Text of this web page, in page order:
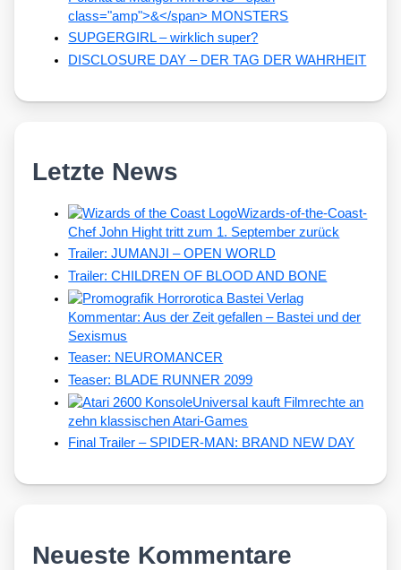
class="amp">&</span> MONSTERS
SUPGERGIRL – wirklich super?
DISCLOSURE DAY – DER TAG DER WAHRHEIT
Letzte News
Wizards-of-the-Coast-
Chef John Hight tritt zum 1. September zurück
Trailer: JUMANJI – OPEN WORLD
Trailer: CHILDREN OF BLOOD AND BONE
Kommentar: Aus der Zeit gefallen – Bastei und der
Sexismus
Teaser: NEUROMANCER
Teaser: BLADE RUNNER 2099
Universal kauft Filmrechte an
zehn klassischen Atari-Games
Final Trailer – SPIDER-MAN: BRAND NEW DAY
Neueste Kommentare